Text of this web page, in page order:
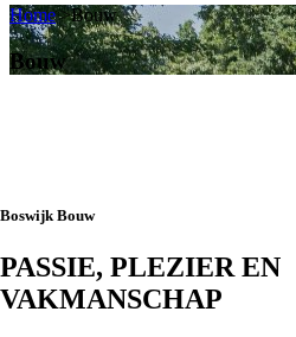
Home>Bouw
Bouw
Boswijk Bouw
PASSIE, PLEZIER EN
VAKMANSCHAP